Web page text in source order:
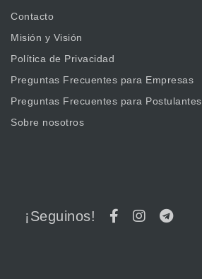
Contacto
Misión y Visión
Política de Privacidad
Preguntas Frecuentes para Empresas
Preguntas Frecuentes para Postulantes
Sobre nosotros
¡Seguinos!